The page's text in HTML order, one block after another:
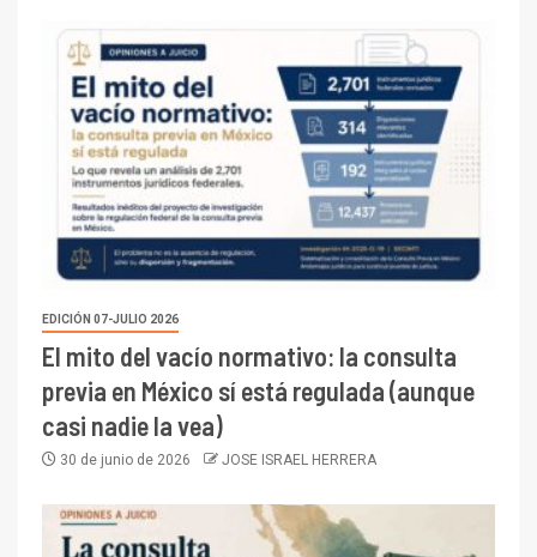
EDICIÓN 07-JULIO 2026
El mito del vacío normativo: la consulta
previa en México sí está regulada (aunque
casi nadie la vea)
30 de junio de 2026 JOSE ISRAEL HERRERA